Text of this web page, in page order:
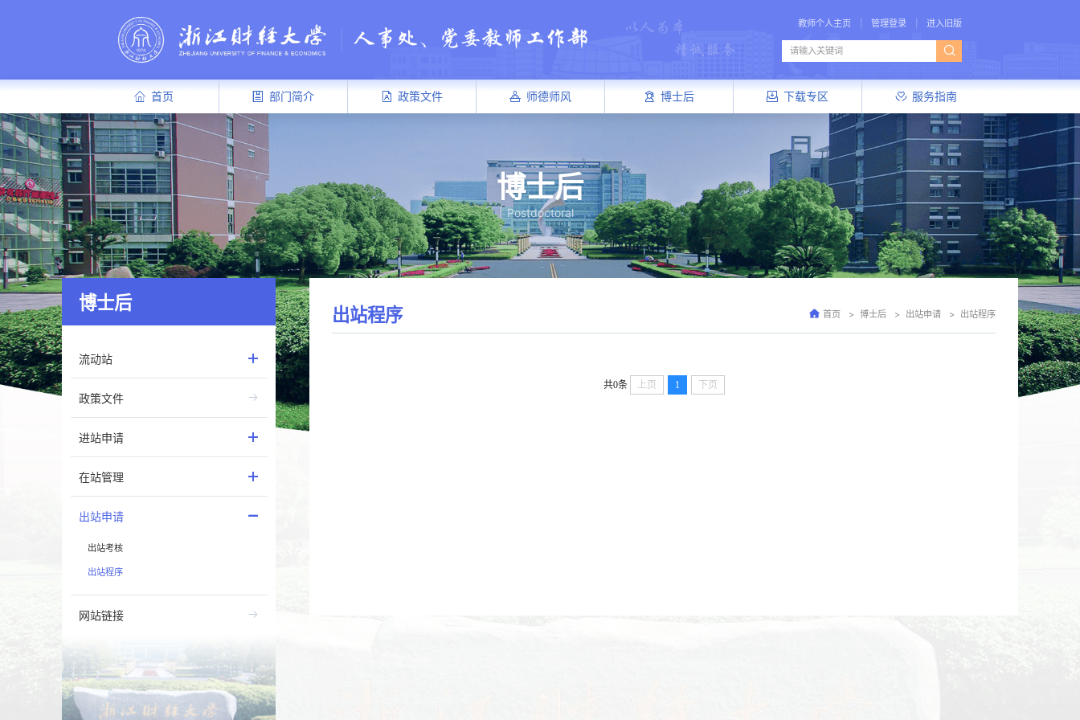
教师个人主页 管理登录 进入旧版
首页 部门简介 政策文件 师德师风 博士后 下载专区 服务指南
博士后
Postdoctoral
博士后
流动站
政策文件
进站申请
在站管理
出站申请
出站考核
出站程序
网站链接
出站程序 首页 博士后 出站申请 出站程序
共0条 上页 1 下页